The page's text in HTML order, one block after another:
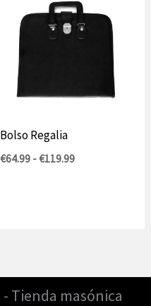
Bolso Regalia
€64.99 -€119.99Prijsklasse:
Tienda masónica